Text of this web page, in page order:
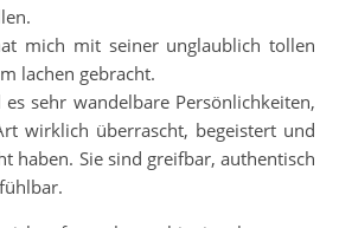
mich mit seiner unglaublich tollen
lachen gebracht.
sehr wandelbare Persönlichkeiten,
wirklich überrascht, begeistert und
haben. Sie sind greifbar, authentisch